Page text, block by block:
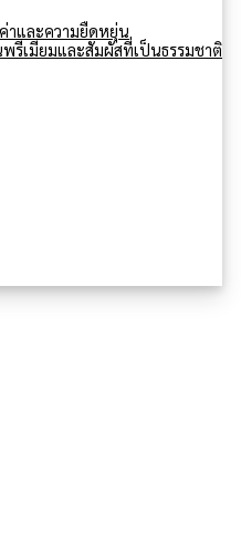
าและความยืดหยุ่น
รีเมียมและสัมผัสที่เป็นธรรมชาติ